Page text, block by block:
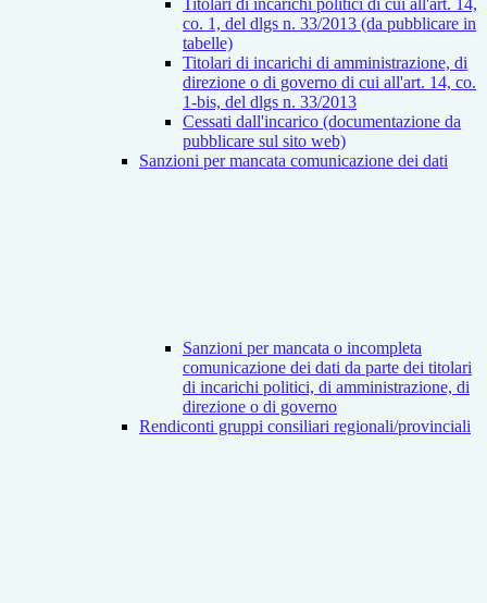
Titolari di incarichi politici di cui all'art. 14,
co. 1, del dlgs n. 33/2013 (da pubblicare in
tabelle)
Titolari di incarichi di amministrazione, di
direzione o di governo di cui all'art. 14, co.
1-bis, del dlgs n. 33/2013
Cessati dall'incarico (documentazione da
pubblicare sul sito web)
Sanzioni per mancata comunicazione dei dati
Sanzioni per mancata o incompleta
comunicazione dei dati da parte dei titolari
di incarichi politici, di amministrazione, di
direzione o di governo
Rendiconti gruppi consiliari regionali/provinciali